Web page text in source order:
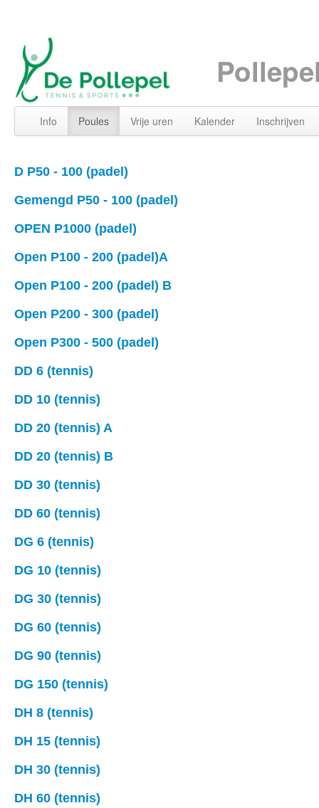
Info Poules Vrije uren Kalender Inschrijven
D P50 - 100 (padel)
Gemengd P50 - 100 (padel)
OPEN P1000 (padel)
Open P100 - 200 (padel)A
Open P100 - 200 (padel) B
Open P200 - 300 (padel)
Open P300 - 500 (padel)
DD 6 (tennis)
DD 10 (tennis)
DD 20 (tennis) A
DD 20 (tennis) B
DD 30 (tennis)
DD 60 (tennis)
DG 6 (tennis)
DG 10 (tennis)
DG 30 (tennis)
DG 60 (tennis)
DG 90 (tennis)
DG 150 (tennis)
DH 8 (tennis)
DH 15 (tennis)
DH 30 (tennis)
DH 60 (tennis)